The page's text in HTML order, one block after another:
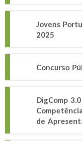
Jovens
2025
Concurso
DigComp
de